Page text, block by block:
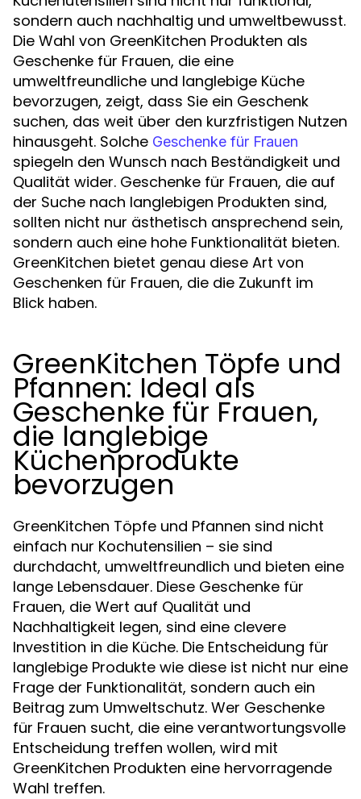
sondern auch nachhaltig und umweltbewusst.
Die Wahl von GreenKitchen Produkten als
Geschenke für Frauen, die eine
umweltfreundliche und langlebige Küche
bevorzugen, zeigt, dass Sie ein Geschenk
suchen, das weit über den kurzfristigen Nutzen
hinausgeht. Solche Geschenke für Frauen
spiegeln den Wunsch nach Beständigkeit und
Qualität wider. Geschenke für Frauen, die auf
der Suche nach langlebigen Produkten sind,
sollten nicht nur ästhetisch ansprechend sein,
sondern auch eine hohe Funktionalität bieten.
GreenKitchen bietet genau diese Art von
Geschenken für Frauen, die die Zukunft im
Blick haben.
GreenKitchen Töpfe und
Pfannen: Ideal als
Geschenke für Frauen,
die langlebige
Küchenprodukte
bevorzugen
GreenKitchen Töpfe und Pfannen sind nicht
einfach nur Kochutensilien – sie sind
durchdacht, umweltfreundlich und bieten eine
lange Lebensdauer. Diese Geschenke für
Frauen, die Wert auf Qualität und
Nachhaltigkeit legen, sind eine clevere
Investition in die Küche. Die Entscheidung für
langlebige Produkte wie diese ist nicht nur eine
Frage der Funktionalität, sondern auch ein
Beitrag zum Umweltschutz. Wer Geschenke
für Frauen sucht, die eine verantwortungsvolle
Entscheidung treffen wollen, wird mit
GreenKitchen Produkten eine hervorragende
Wahl treffen.